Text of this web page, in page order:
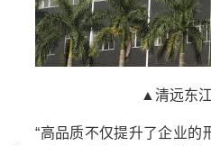
▲清远东
“高品质不仅提升了企业的